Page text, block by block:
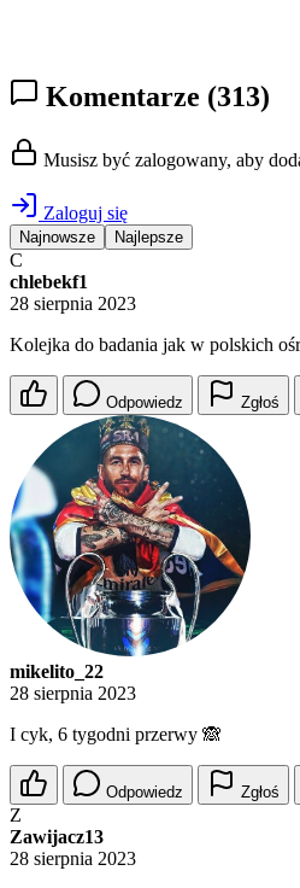
Komentarze (313)
Musisz być zalogowany, aby
Zaloguj się
Najnowsze Najlepsze
C
chlebekf1
28 sierpnia 2023
Kolejka do badania jak w polskich
Odpowiedz Zgłoś
mikelito_22
28 sierpnia 2023
I cyk, 6 tygodni przerwy 🙈
Odpowiedz Zgłoś
Z
Zawijacz13
28 sierpnia 2023